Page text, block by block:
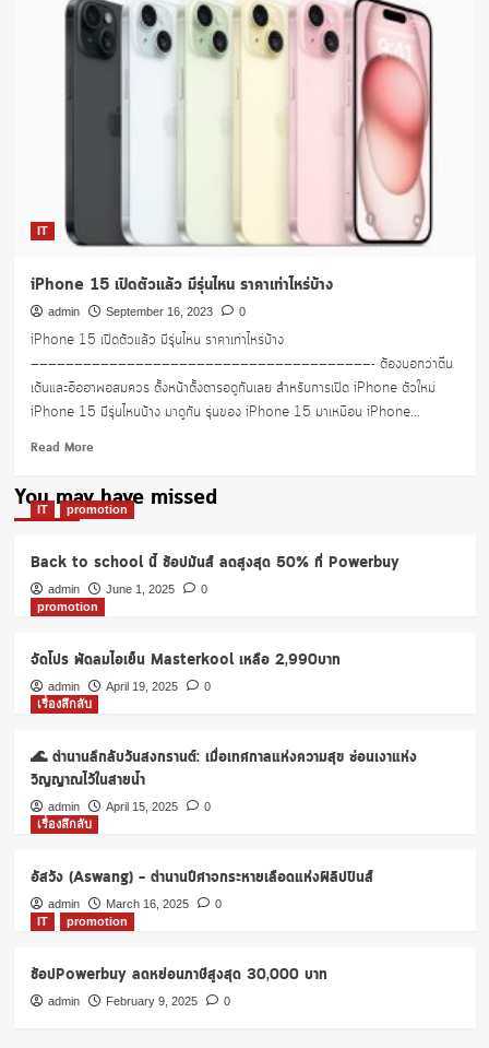
IT
iPhone 15 เปิดตัวแล้ว มีรุ่นไหน ราคาเท่าไหร่บ้าง
admin September 16, 2023 0
iPhone 15 เปิดตัวแล้ว มีรุ่นไหน ราคาเท่าไหร่บ้าง
———————————————————————————————————————- ต้องบอกว่าตื่น
เต้นและฮือฮาพอสมควร ตั้งหน้าตั้งตารอดูกันเลย สำหรับการเปิด iPhone ตัวใหม่
iPhone 15 มีรุ่นไหนบ้าง มาดูกัน รุ่นของ iPhone 15 มาเหมือน iPhone...
Read MoreRead
about
iPhone
ตัว
แล้ว
มี
เท่า
ไหร่
You may have missed
IT promotion
Back to school นี้ ช้อปมันส์ ลดสูงสุด 50% ที่ Powerbuy
admin June 1, 2025
0
promotion
จัดโปร พัดลมไอเย็น Masterkool เหลือ 2,990บาท
admin April 19, 2025
0
เรื่องลึกลับ
🌊 ตำนานลึกลับวันสงกรานต์: เมื่อเทศกาลแห่งความสุข ซ่อนเงาแห่ง
วิญญาณไว้ในสายน้ำ
admin April 15, 2025
0
เรื่องลึกลับ
อัสวัง (Aswang) – ตำนานปีศาจกระหายเลือดแห่งฟิลิปปินส์
admin March 16, 2025
0
IT
promotion
ช้อปPowerbuy ลดหย่อนภาษีสูงสุด 30,000 บาท
admin February 9, 2025 0